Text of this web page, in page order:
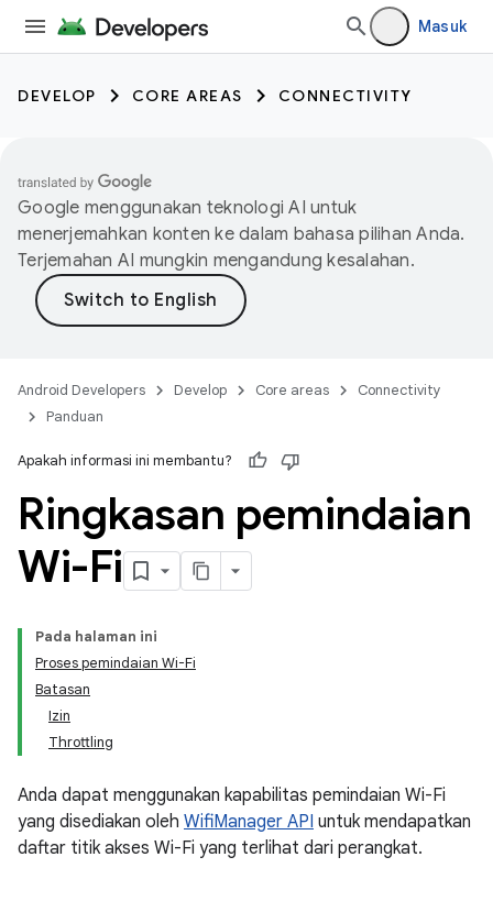
Masuk
DEVELOP CORE AREAS CONNECTIVITY
Google menggunakan teknologi AI untuk
menerjemahkan konten ke dalam bahasa pilihan Anda.
Terjemahan AI mungkin mengandung kesalahan.
Android Developers Develop Core areas
Connectivity
Panduan
Apakah informasi ini membantu?
Ringkasan pemindaian
Wi-Fi
Pada halaman ini
Proses pemindaian Wi-Fi
Batasan
Izin
Throttling
Anda dapat menggunakan kapabilitas pemindaian Wi-Fi
yang disediakan oleh WifiManager API untuk mendapatkan
daftar titik akses Wi-Fi yang terlihat dari perangkat.